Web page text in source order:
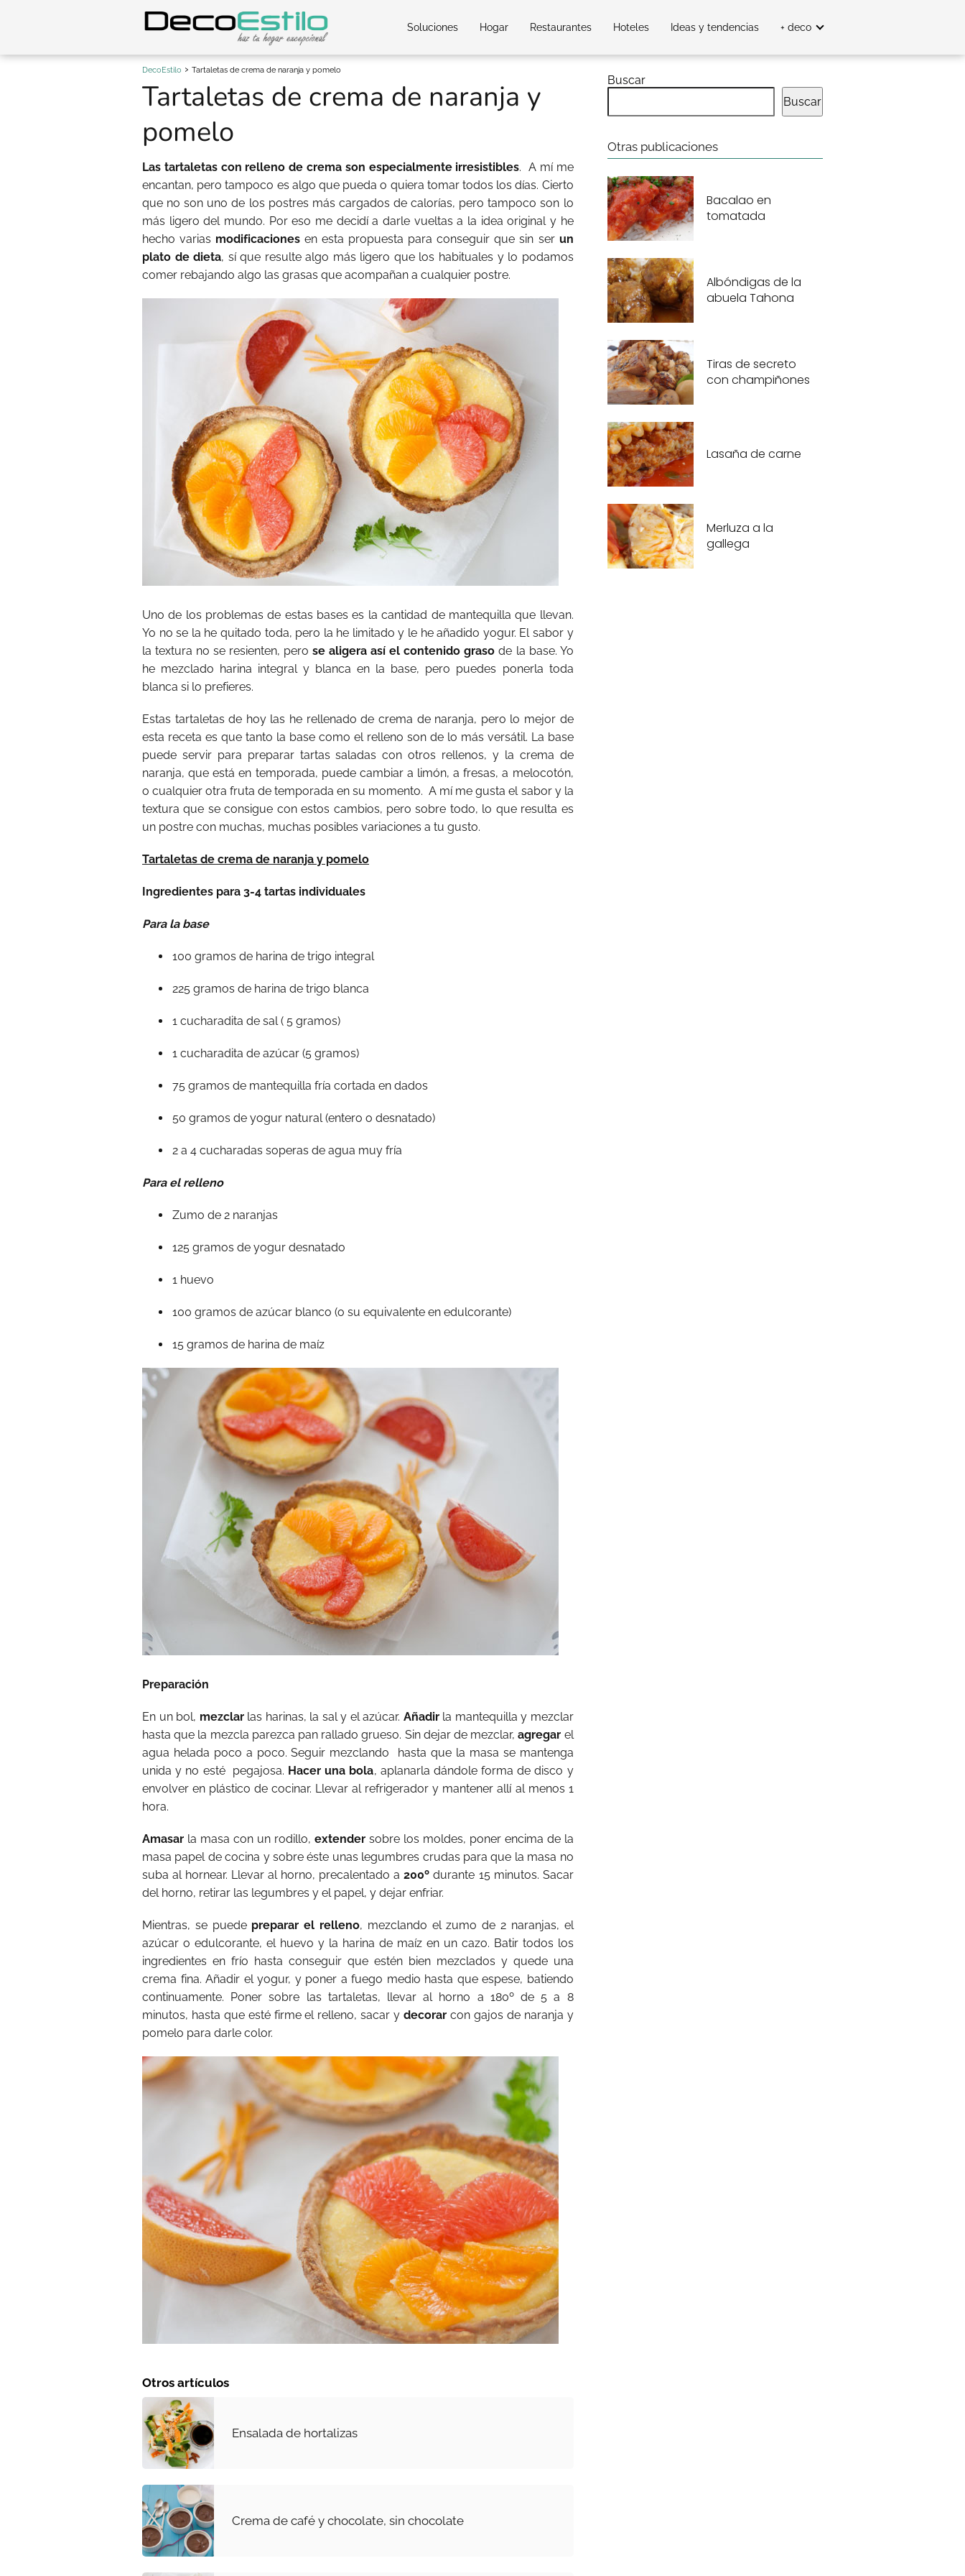
Soluciones Hogar Restaurantes Hoteles Ideas y tendencias + deco
DecoEstilo Tartaletas de crema de naranja y pomelo
Tartaletas de crema de naranja y
pomelo
Las tartaletas con relleno de crema son especialmente irresistibles. A mí me
encantan, pero tampoco es algo que pueda o quiera tomar todos los días. Cierto
que no son uno de los postres más cargados de calorías, pero tampoco son lo
más ligero del mundo. Por eso me decidí a darle vueltas a la idea original y he
hecho varias modificacionesen esta propuesta para conseguir que sin ser un
plato de dieta, sí que resulte algo más ligero que los habituales y lo podamos
comer rebajando algo las grasas que acompañan a cualquier postre.
Uno de los problemas de estas bases es la cantidad de mantequilla que llevan.
Yo no se la he quitado toda, pero la he limitado y le he añadido yogur. El sabor y
la textura no se resienten, perose aligera así el contenido graso de la base. Yo
he mezclado harina integral y blanca en la base, pero puedes ponerla toda
blanca si lo prefieres.
Estas tartaletas de hoy las he rellenado de crema de naranja, pero lo mejor de
esta receta es que tanto la base como el relleno son de lo más versátil. La base
puede servir para preparar tartas saladas con otros rellenos, y la crema de
naranja, que está en temporada, puede cambiar a limón, a fresas, a melocotón,
o cualquier otra fruta de temporada en su momento. A mí me gusta el sabor y la
textura que se consigue con estos cambios, pero sobre todo, lo que resulta es
un postre con muchas, muchas posibles variaciones a tu gusto.
Tartaletas de crema de naranja y pomelo
Ingredientes para 3-4 tartas individuales
Para la base
100 gramos de harina de trigo integral
225 gramos de harina de trigo blanca
1 cucharadita de sal ( 5 gramos)
1 cucharadita de azúcar (5 gramos)
75 gramos de mantequilla fría cortada en dados
50 gramos de yogur natural (entero o desnatado)
2 a 4 cucharadas soperas de agua muy fría
Para el relleno
Zumo de 2 naranjas
125 gramos de yogur desnatado
1 huevo
100 gramos de azúcar blanco (o su equivalente en edulcorante)
15 gramos de harina de maíz
Preparación
En un bol, mezclar las harinas, la sal y el azúcar. Añadir la mantequilla y mezclar
hasta que la mezcla parezca pan rallado grueso. Sin dejar de mezclar,agregar el
agua helada poco a poco. Seguir mezclando hasta que la masa se mantenga
unida y no esté pegajosa. Hacer una bola, aplanarla dándole forma de disco y
envolver en plástico de cocinar. Llevar al refrigerador y mantener allí al menos 1
hora.
Amasar la masa con un rodillo, extender sobre los moldes, poner encima de la
masa papel de cocina y sobre éste unas legumbres crudas para que la masa no
suba al hornear. Llevar al horno, precalentado a200º durante 15 minutos. Sacar
del horno, retirar las legumbres y el papel, y dejar enfriar.
Mientras, se puede preparar el relleno, mezclando el zumo de 2 naranjas, el
azúcar o edulcorante, el huevo y la harina de maíz en un cazo. Batir todos los
ingredientes en frío hasta conseguir que estén bien mezclados y quede una
crema fina. Añadir el yogur, y poner a fuego medio hasta que espese, batiendo
continuamente. Poner sobre las tartaletas, llevar al horno a 180º de 5 a 8
minutos, hasta que esté firme el relleno, sacar y decorar con gajos de naranja y
pomelo para darle color.
Otros artículos
Ensalada de hortalizas
Crema de café y chocolate, sin chocolate
Buscar
Buscar
Otras publicaciones
Bacalao en
tomatada
Albóndigas de la
abuela Tahona
Tiras de secreto
con champiñones
Lasaña de carne
Merluza a la
gallega